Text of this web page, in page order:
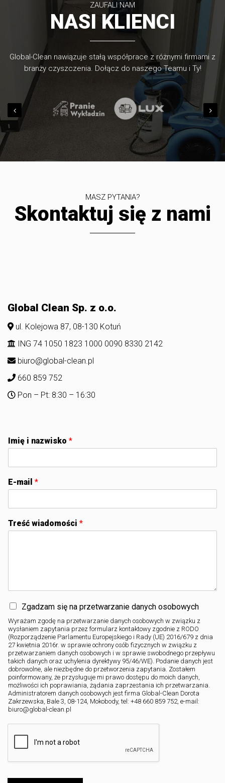
ZAUFALI NAM
NASI KLIENCI
Global-Clean nawiązuje stałą współprace z różnymi firmami z
branży czyszczenia. Dołącz do naszego Teamu i Ty!
MASZ PYTANIA?
Skontaktuj się z nami
Global Clean Sp. z o.o.
ul. Kolejowa 87, 08-130 Kotuń
ING 74 1050 1823 1000 0090 8330 2142
biuro@global-clean.pl
660 859 752
Pon – Pt: 8:30 – 16:30
Imię i nazwisko *
E-mail *
Treść wiadomości *
Zgadzam się na przetwarzanie danych osobowych
Wyrażam zgodę na przetwarzanie danych osobowych w związku z
wysłaniem zapytania przez formularz kontaktowy zgodnie z RODO
(Rozporządzenie Parlamentu Europejskiego i Rady (UE) 2016/679 z dnia
27 kwietnia 2016r. w sprawie ochrony osób fizycznych w związku z
przetwarzaniem danych osobowych i w sprawie swobodnego przepływu
takich danych oraz uchylenia dyrektywy 95/46/WE). Podanie danych jest
dobrowolne, ale niezbędne do przetworzenia zapytania. Zostałem
poinformowany, że przysługuje mi prawo dostępu do moich danych,
możliwości ich poprawiania, żądania zaprzestania ich przetwarzania.
Administratorem danych osobowych jest firma Global-Clean Dorota
Zakrzewska, Bale 3, 08-124, Mokobody, tel: +48 660 859 752, e-mail:
biuro@global-clean.pl